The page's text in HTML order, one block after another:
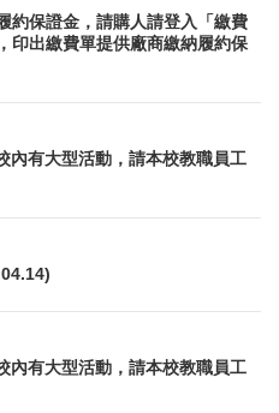
約保證金，請購人請登入「繳費
印出繳費單提供廠商繳納履約保
內有大型活動，請本校教職員工
內有大型活動，請本校教職員工